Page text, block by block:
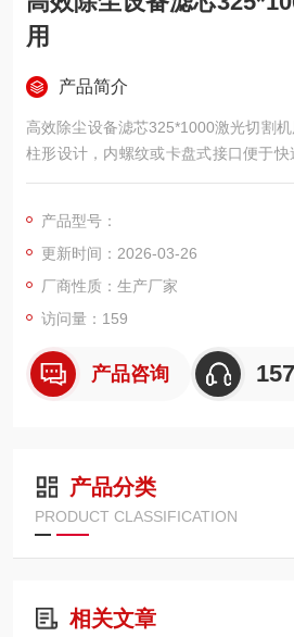
用
产品简介
高效除尘设备滤芯325*1000激光切割
柱形设计，内螺纹或卡盘式接口便于快
配备防静电功能，适用于易燃易爆粉尘
产品型号：
更新时间：2026-03-26
厂商性质：生产厂家
访问量：159
产品咨询
产品分类
PRODUCT CLASSIFICATION
相关文章